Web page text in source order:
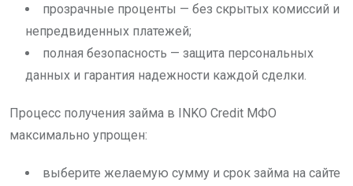
прозрачные проценты — без скрытых комиссий и
непредвиденных платежей;
полная безопасность — защита персональных
данных и гарантия надежности каждой сделки.
Процесс получения займа в INKO Credit МФО
максимально упрощен:
выберите желаемую сумму и срок займа на сайте